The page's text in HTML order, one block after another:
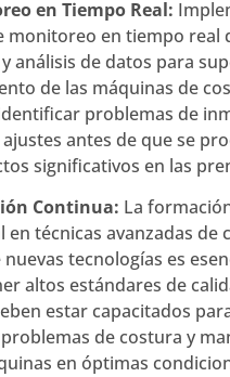
en Tiempo Real:
monitoreo en tiempo real
análisis de datos para
de las máquinas de
problemas de
antes de que se
significativos en las
Continua: La
en técnicas avanzadas de
nuevas tecnologías es
altos estándares de
estar capacitados
de costura y
en óptimas